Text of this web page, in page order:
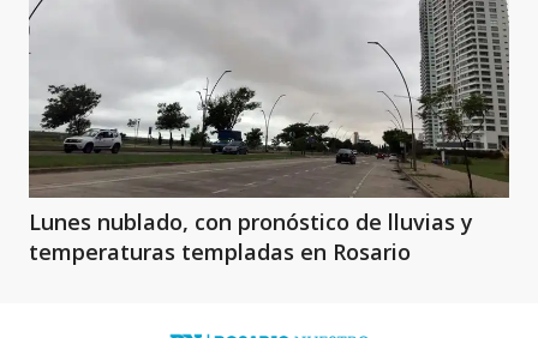
Lunes nublado, con pronóstico de lluvias y
temperaturas templadas en Rosario